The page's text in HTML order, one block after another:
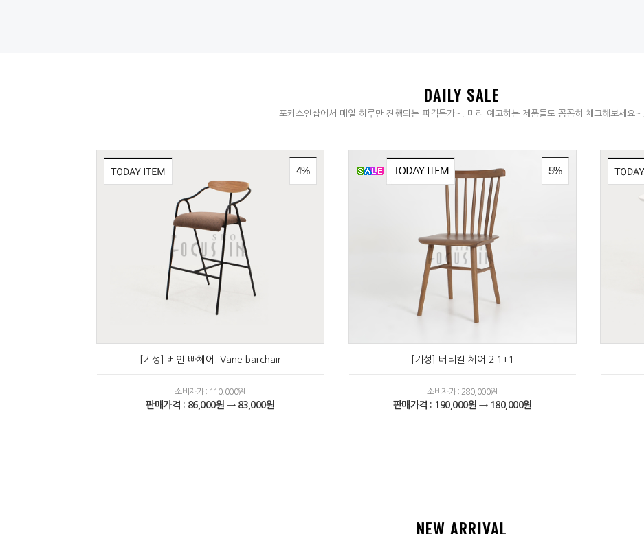
DAILY SALE
포커스인샵에서 매일 하루만 진행되는 파격특가~! 미리 예고하는 제품들도 꼼꼼히 체크해보세요~!
4%
[기성] 베인 빠체어. Vane barchair
소비자가 :110,000원
판매가격 :86,000원 → 83,000원
5%
[기성] 버티컬 체어 2 1+1
소비자가 :280,000원
판매가격 : 190,000원 → 180,000원
NEW ARRIVAL